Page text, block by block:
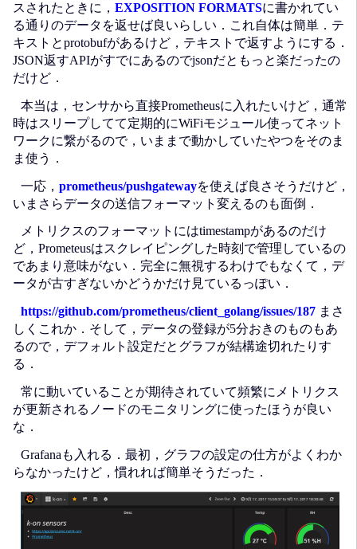
スされたときに， EXPOSITION FORMATSに書かれてい
る通りのデータを返せば良いらしい．これ自体は簡単．テ
キストとprotobufがあるけど，テキストで返すようにする．
JSON返すAPIがすでにあるのでjsonだともっと楽だったの
だけど．
本当は，センサから直接Prometheusに入れたいけど，通常
時はスリープしてて定期的にWiFiモジュール使ってネット
ワークに繋がるので，いままで動かしていたやつをそのま
ま使う．
一応， prometheus/pushgatewayを使えば良さそうだけど，
いまさらデータの送信フォーマット変えるのも面倒．
メトリクスのフォーマットにはtimestampがあるのだけ
ど，Prometeusはスクレイピングした時刻で管理しているの
であまり意味がない．完全に無視するわけでもなくて，デ
ータが古すぎないかどうかだけ見ているっぽい．
https://github.com/prometheus/client_golang/issues/187まさ
しくこれか．そして，データの登録が5分おきのものもあ
るので，デフォルト設定だとグラフが結構途切れたりす
る．
常に動いていることが期待されていて頻繁にメトリクス
が更新されるノードのモニタリングに使ったほうが良い
な．
Grafanaも入れる．最初，グラフの設定の仕方がよくわか
らなかったけど，慣れれば簡単そうだった．